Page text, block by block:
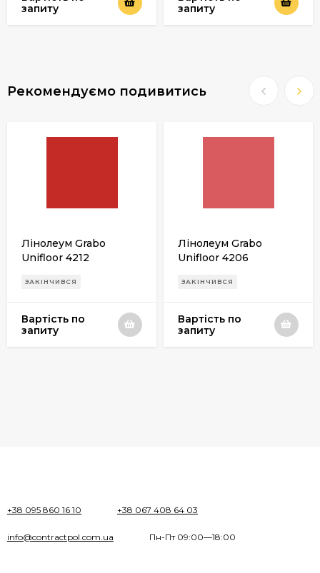
запиту
запиту
Рекомендуємо подивитись
Лінолеум Grabo
Unifloor 4212
ЗАКІНЧИВСЯ
Вартість по
запиту
Лінолеум Grabo
Unifloor 4206
ЗАКІНЧИВСЯ
Вартість по
запиту
+38 095 860 16 10 +38 067 408 64 03
info@contractpol.com.ua Пн-Пт 09:00—18:00